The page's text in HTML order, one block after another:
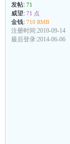
发帖: 71
威望: 71 点
金钱: 710 RMB
注册时间:2010-09-14
最后登录:2014-06-06